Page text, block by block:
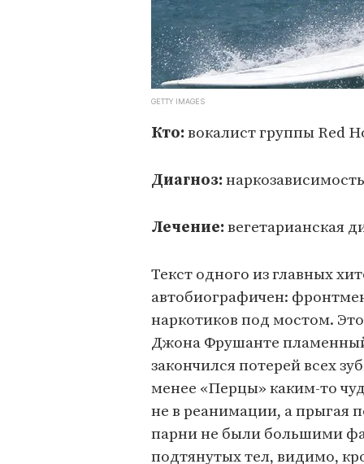
GETTY IMAGES
Кто:вокалист группы Red
Диагноз:наркозависимость
Лечение:вегетарианская
Текст одного из главных
автобиографичен:
наркотиков под мостом.
Джона Фрушанте
закончился потерей всех
менее «Перцы» каким-то
не в реанимации, а прыгая
парни не были большими
подтянутых тел, видимо,